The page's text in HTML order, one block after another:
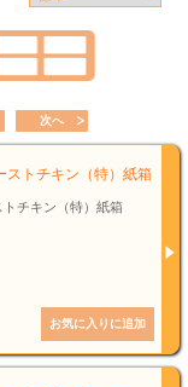
次へ
ストチキン（特）紙箱
トチキン（特）紙箱